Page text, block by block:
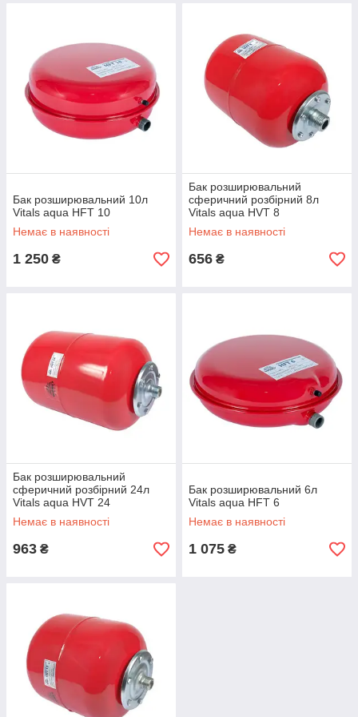
Бак розширювальний 10л
Vitals aqua HFT 10
Немає в наявності
1 250 ₴
Бак розширювальний
сферичний розбірний 8л
Vitals aqua HVT 8
Немає в наявності
656 ₴
Бак розширювальний
сферичний розбірний 24л
Vitals aqua HVT 24
Немає в наявності
963 ₴
Бак розширювальний 6л
Vitals aqua HFT 6
Немає в наявності
1 075 ₴